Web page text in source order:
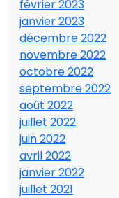
février 2023
janvier 2023
décembre 2022
novembre 2022
octobre 2022
septembre 2022
août 2022
juillet 2022
juin 2022
avril 2022
janvier 2022
juillet 2021